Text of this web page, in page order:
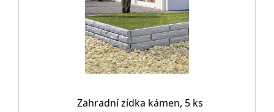
Zahradní zídka kámen, 5 ks